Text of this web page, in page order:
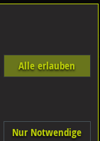
Alle erlauben
Nur Notwendige